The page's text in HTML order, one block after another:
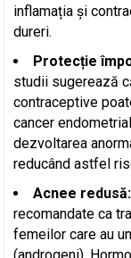
inflamația și
dureri.
Protecție
studii sugerează
contraceptive
cancer
dezvoltarea
reducând astfel
Acnee redusă:
recomandate ca
femeilor care au
(androgeni).